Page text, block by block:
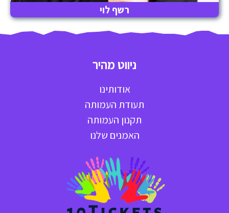
רשף לוי
ניווט מהיר
אודותינו
תעודת העמותה
תקנון העמותה
האמנים שלנו